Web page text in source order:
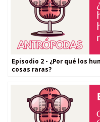
Episodio 2 - ¿Por qué los
cosas raras?